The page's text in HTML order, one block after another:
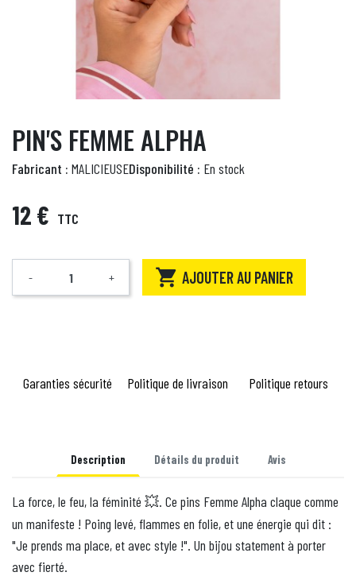
PIN'S FEMME ALPHA
Fabricant : MALICIEUSEDisponibilité : En stock
12 € TTC
Quantité
- +  AJOUTER AU PANIER
Garanties sécurité Politique de livraison Politique retours
Description Détails du produit Avis
La force, le feu, la féminité 💥. Ce pins Femme Alpha claque comme
un manifeste ! Poing levé, flammes en folie, et une énergie qui dit :
"Je prends ma place, et avec style !". Un bijou statement à porter
avec fierté.